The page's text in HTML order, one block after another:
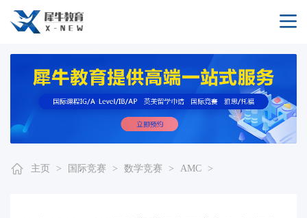
主页 > 国际竞赛 > 数学竞赛 > AMC >